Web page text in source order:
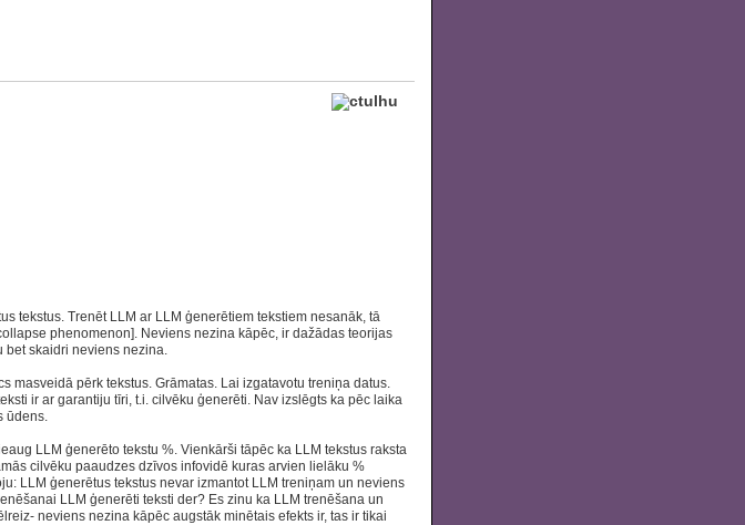
tekstus. Trenēt LLM ar LLM ģenerētiem tekstiem nesanāk, tā
phenomenon]. Neviens nezina kāpēc, ir dažādas teorijas
bet skaidri neviens nezina.
masveidā pērk tekstus. Grāmatas. Lai izgatavotu treniņa datus.
ir ar garantiju tīri, t.i. cilvēku ģenerēti. Nav izslēgts ka pēc laika
ūdens.
LLM ģenerēto tekstu %. Vienkārši tāpēc ka LLM tekstus raksta
cilvēku paaudzes dzīvos infovidē kuras arvien lielāku %
LLM ģenerētus tekstus nevar izmantot LLM treniņam un neviens
LLM ģenerēti teksti der? Es zinu ka LLM trenēšana un
neviens nezina kāpēc augstāk minētais efekts ir, tas ir tikai